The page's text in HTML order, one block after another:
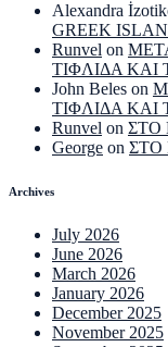
Alexandra
GREEK
Runvel on
ΤΙΦΛΙΔΑ
John Beles on
ΤΙΦΛΙΔΑ
Runvel on ΣΤΟ
George on
Archives
July 2026
June 2026
March 2026
January 2026
December 2025
November 2025